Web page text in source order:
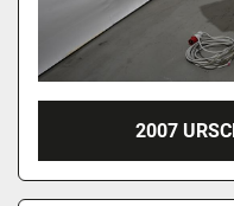
2007